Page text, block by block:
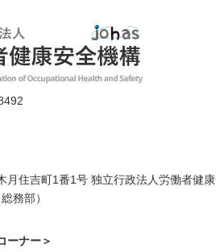
月住吉町1番1号 独立行政法人労働者健
務部）
ーナー＞